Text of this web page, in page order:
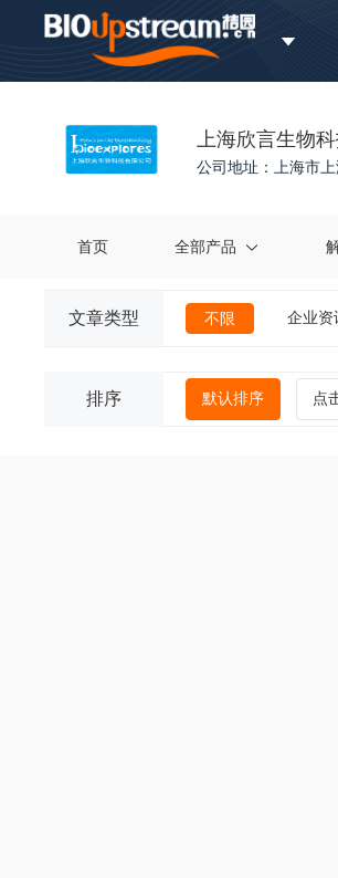
上海欣言生物科
公司地址：上海市
首页 全部产品
文章类型 不限 企业资
排序 默认排序 点